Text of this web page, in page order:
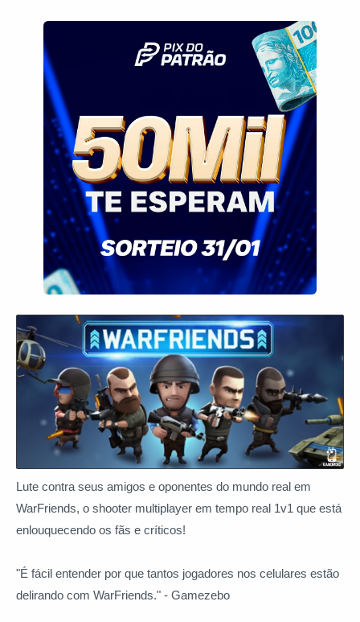
Lute contra seus amigos e oponentes do mundo real em
WarFriends, o shooter multiplayer em tempo real 1v1 que está
enlouquecendo os fãs e críticos!
"É fácil entender por que tantos jogadores nos celulares estão
delirando com WarFriends." - Gamezebo